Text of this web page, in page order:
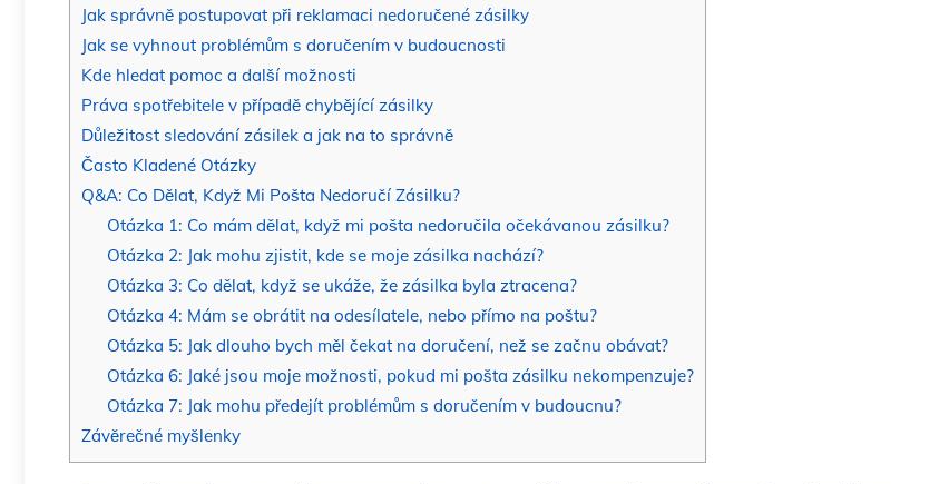
Jak správně postupovat při reklamaci nedoručené zásilky
Jak se vyhnout problémům s doručením v budoucnosti
Kde hledat pomoc a další možnosti
Práva spotřebitele v případě chybějící zásilky
Důležitost sledování zásilek a jak na to správně
Často Kladené Otázky
Q&A: Co Dělat, Když Mi Pošta Nedoručí Zásilku?
Otázka 1: Co mám dělat, když mi pošta nedoručila očekávanou zásilku?
Otázka 2: Jak mohu zjistit, kde se moje zásilka nachází?
Otázka 3: Co dělat, když se ukáže, že zásilka byla ztracena?
Otázka 4: Mám se obrátit na odesílatele, nebo přímo na poštu?
Otázka 5: Jak dlouho bych měl čekat na doručení, než se začnu obávat?
Otázka 6: Jaké jsou moje možnosti, pokud mi pošta zásilku nekompenzuje?
Otázka 7: Jak mohu předejít problémům s doručením v budoucnu?
Závěrečné myšlenky